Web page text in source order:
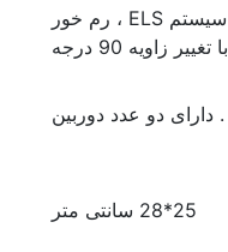
3 محوره با سیستم ELS ، رم خور
با تغییر زاویه 90 درجه
25*28 سانتی متر